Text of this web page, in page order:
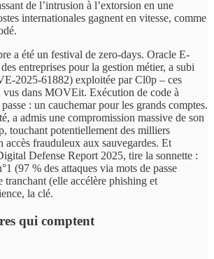
de l’intrusion à l’extorsion en une
internationales gagnent en vitesse, comme
a été un festival de zero-days. Oracle E-
entreprises pour la gestion métier, a subi
2025-61882) exploitée par Cl0p – ces
vus dans MOVEit. Exécution de code à
: un cauchemar pour les grands comptes.
a admis une compromission massive de son
touchant potentiellement des milliers
accès frauduleux aux sauvegardes. Et
Defense Report 2025, tire la sonnette :
(97 % des attaques via mots de passe
(elle accélère phishing et
la clé.
qui comptent